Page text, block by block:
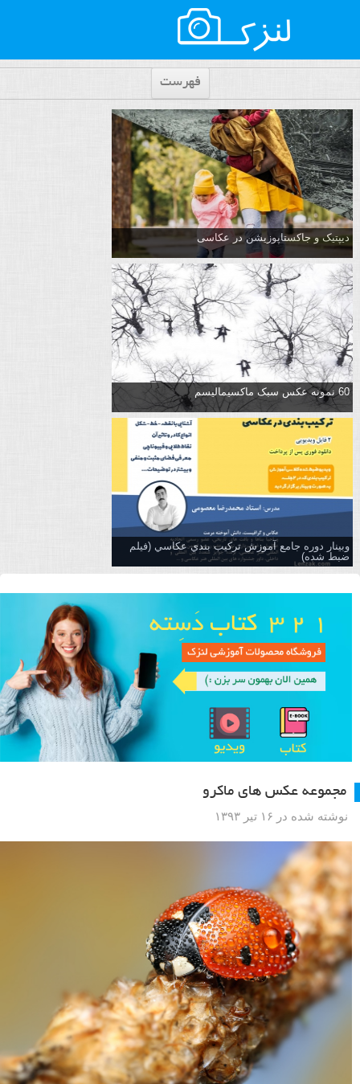
فهرست
دیپتیک و جاکستا‌پوزیشن در عکاسی
60 نمونه عکس سبک ماکسیمالیسم
وبینار دوره جامع آموزش تركيب بندي عكاسي (فیلم
ضبط شده)
مجموعه عکس های ماکرو
نوشته شده در ۱۶ تیر ۱۳۹۳